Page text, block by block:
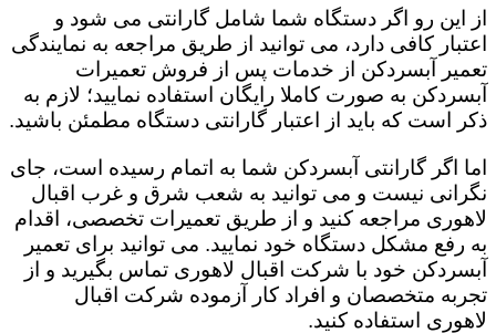
از این رو اگر دستگاه شما شامل گارانتی می شود و
اعتبار کافی دارد، می توانید از طریق مراجعه به نمایندگی
تعمیر آبسردکن از خدمات پس از فروش تعمیرات
آبسردکن به صورت کاملا رایگان استفاده نمایید؛ لازم به
ذکر است که باید از اعتبار گارانتی دستگاه مطمئن باشید.
اما اگر گارانتی آبسردکن شما به اتمام رسیده است، جای
نگرانی نیست و می توانید به شعب شرق و غرب اقبال
لاهوری مراجعه کنید و از طریق تعمیرات تخصصی، اقدام
به رفع مشکل دستگاه خود نمایید. می توانید برای تعمیر
آبسردکن خود با شرکت اقبال لاهوری تماس بگیرید و از
تجربه متخصصان و افراد کار آزموده شرکت اقبال
لاهوری استفاده کنید.